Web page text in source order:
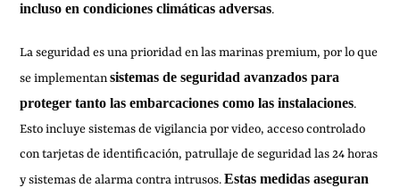
incluso en condiciones climáticas adversas.
La seguridad es una prioridad en las marinas premium, por lo que
se implementansistemas de seguridad avanzados para
proteger tanto las embarcaciones como las instalaciones.
Esto incluye sistemas de vigilancia por video, acceso controlado
con tarjetas de identificación, patrullaje de seguridad las 24 horas
y sistemas de alarma contra intrusos.Estas medidas aseguran